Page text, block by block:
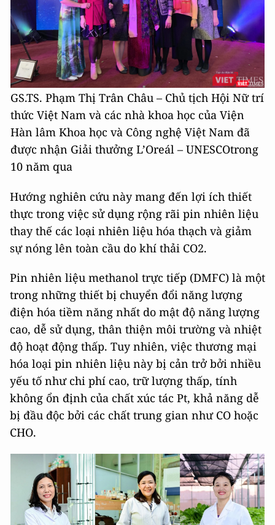
GS.TS. Phạm Thị Trân Châu – Chủ tịch Hội Nữ trí
thức Việt Nam và các nhà khoa học của Viện
Hàn lâm Khoa học và Công nghệ Việt Nam đã
được nhận Giải thưởng L’Oreál – UNESCOtrong
10 năm qua
Hướng nghiên cứu này mang đến lợi ích thiết
thực trong việc sử dụng rộng rãi pin nhiên liệu
thay thế các loại nhiên liệu hóa thạch và giảm
sự nóng lên toàn cầu do khí thải CO2.
Pin nhiên liệu methanol trực tiếp (DMFC) là một
trong những thiết bị chuyển đổi năng lượng
điện hóa tiềm năng nhất do mật độ năng lượng
cao, dễ sử dụng, thân thiện môi trường và nhiệt
độ hoạt động thấp. Tuy nhiên, việc thương mại
hóa loại pin nhiên liệu này bị cản trở bởi nhiều
yếu tố như chi phí cao, trữ lượng thấp, tính
không ổn định của chất xúc tác Pt, khả năng dễ
bị đầu độc bởi các chất trung gian như CO hoặc
CHO.